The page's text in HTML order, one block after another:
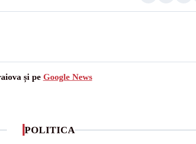
și pe Google News
POLITICA